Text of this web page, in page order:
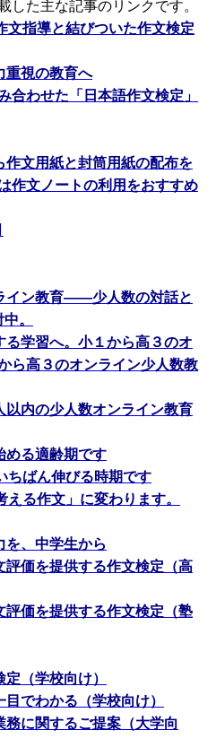
た主な記事のリンクです。
指導と結びついた作文検定
重視の教育へ
わせた「日本語作文検定」
文用紙と封筒用紙の配布を
文ノートの利用をおすすめ
イン教育――少人数の対話と
。
学習へ。小１から高３のオ
ら高３のオンライン少人数教
内の少人数オンライン教育
める適齢期です
ちばん伸びる時期です
る作文」に変わります。
、中学生から
価を提供する作文検定（高
価を提供する作文検定（塾
（学校向け）
でわかる（学校向け）
に関するご提案（大学向